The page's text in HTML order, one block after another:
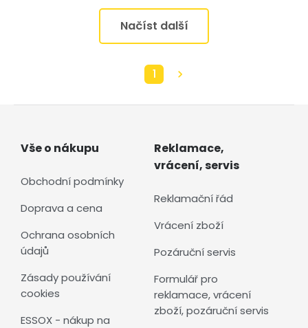
Načíst další
1
Vše o nákupu
Obchodní podmínky
Doprava a cena
Ochrana osobních
údajů
Zásady používání
cookies
ESSOX - nákup na
Reklamace,
vrácení, servis
Reklamační řád
Vrácení zboží
Pozáruční servis
Formulář pro
reklamace, vrácení
zboží, pozáruční servis